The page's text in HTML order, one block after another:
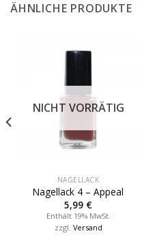
ÄHNLICHE PRODUKTE
NICHT VORRÄTIG
NAGELLACK
Nagellack 4 – Appeal
5,99 €
Enthält 19% MwSt.
zzgl. Versand